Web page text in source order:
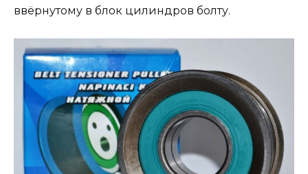
ввёрнутому в блок цилиндров болту.